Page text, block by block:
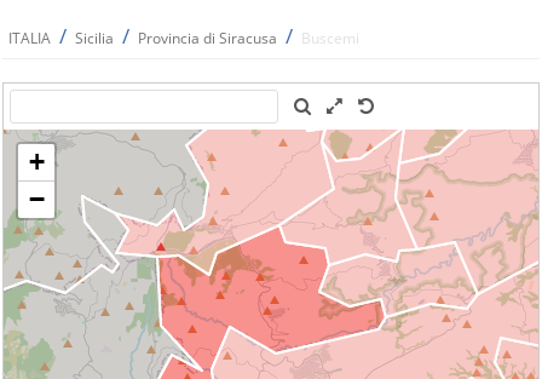
ITALIA / Sicilia / Provincia di Siracusa / Buscemi